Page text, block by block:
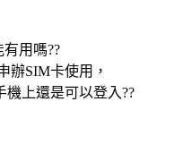
用嗎??
辦SIM卡使用，
機上還是可以登入??